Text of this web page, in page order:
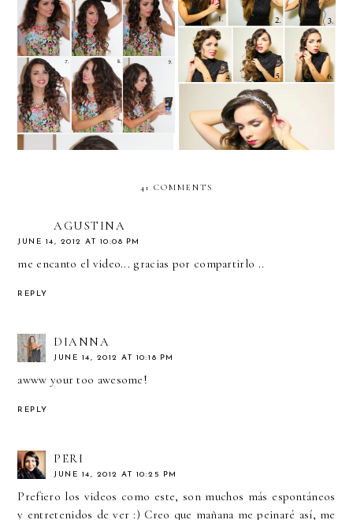
TRESthrowback: 1980s
modern curls with
TRESemmé
Throwback Thursday with
TRESemmé: Modern
Finger Waves for Long
Hair.
41 COMMENTS
AGUSTINA
JUNE 14, 2012 AT 10:08 PM
me encanto el video... gracias por compartirlo ..
REPLY
DIANNA
JUNE 14, 2012 AT 10:18 PM
awww your too awesome!
REPLY
PERI
JUNE 14, 2012 AT 10:25 PM
Prefiero los videos como este, son muchos más espontáneos
y entretenidos de ver :) Creo que mañana me peinaré así, me